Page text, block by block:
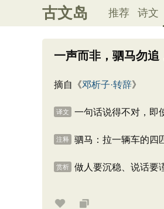
古文岛 推荐 诗文
一声而非，驷马勿追
摘自《邓析子·转辞》
译文 一句话说得不对，即
注释 驷马：拉一辆车的四
赏析 做人要沉稳、说话要